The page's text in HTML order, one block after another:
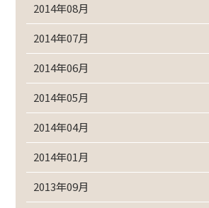
2014年08月
2014年07月
2014年06月
2014年05月
2014年04月
2014年01月
2013年09月